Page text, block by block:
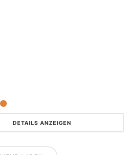
DETAILS ANZEIGEN